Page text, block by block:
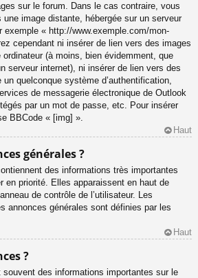
sur le forum. Dans le cas contraire, vous
image distante, hébergée sur un serveur
exemple « http://www.exemple.com/mon-
cependant ni insérer de lien vers des images
(à moins, bien évidemment, que
serveur internet), ni insérer de lien vers des
quelconque système d’authentification,
de messagerie électronique de Outlook
par un mot de passe, etc. Pour insérer
BBCode « [img] ».
Haut
générales ?
des informations très importantes
en priorité. Elles apparaissent en haut de
de contrôle de l’utilisateur. Les
annonces générales sont définies par les
Haut
?
souvent des informations importantes sur le